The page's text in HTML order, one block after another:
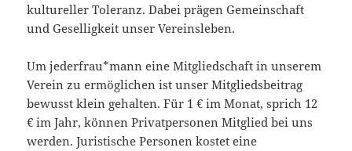
kultureller Toleranz. Dabei prägen Gemeinschaft
und Geselligkeit unser Vereinsleben.
Um jederfrau*mann eine Mitgliedschaft in unserem
Verein zu ermöglichen ist unser Mitgliedsbeitrag
bewusst klein gehalten. Für 1 € im Monat, sprich 12
€ im Jahr, können Privatpersonen Mitglied bei uns
werden. Juristische Personen kostet eine